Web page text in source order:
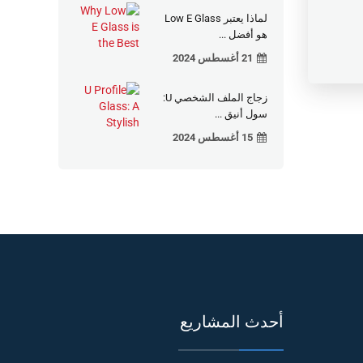
لماذا يعتبر Low E Glass
هو أفضل ...
21 أغسطس 2024
زجاج الملف الشخصي U:
سول أنيق ...
15 أغسطس 2024
أحدث المشاريع